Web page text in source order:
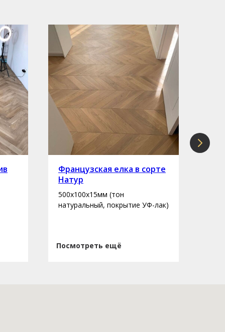
Французская елка в сорте
Натур
500х100х15мм (тон
натуральный, покрытие УФ-лак)
Посмотреть ещё